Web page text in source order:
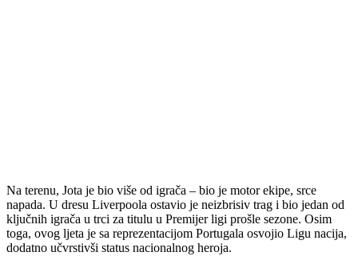
Na terenu, Jota je bio više od igrača – bio je motor ekipe, srce
napada. U dresu Liverpoola ostavio je neizbrisiv trag i bio jedan od
ključnih igrača u trci za titulu u Premijer ligi prošle sezone. Osim
toga, ovog ljeta je sa reprezentacijom Portugala osvojio Ligu nacija,
dodatno učvrstivši status nacionalnog heroja.